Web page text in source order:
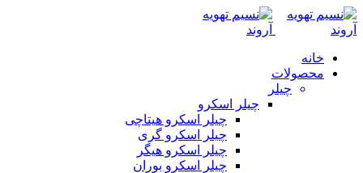
خانه
محصولات
چیلر
چیلر اسکرو
چیلر اسکرو هیتاچی
چیلر اسکرو گری
چیلر اسکرو هیگر
چیلر اسکرو بوران